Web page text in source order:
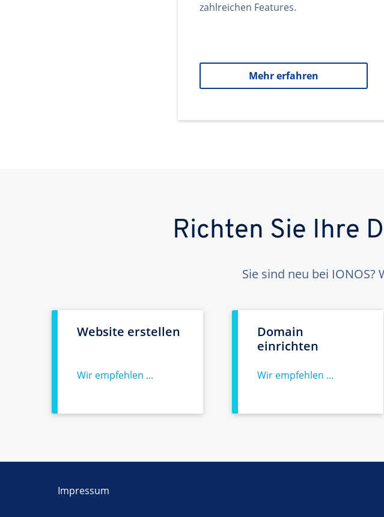
zahlreichen Features.
Mehr erfahren
Richten Sie Ihre
Sie sind neu bei
Website erstellen
Wir empfehlen ...
Domain
einrichten
Wir empfehlen ...
Impressum